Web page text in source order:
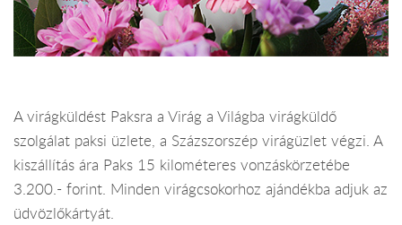
A virágküldést Paksra a Virág a Világba virágküldő
szolgálat paksi üzlete, a Százszorszép virágüzlet végzi. A
kiszállítás ára Paks 15 kilométeres vonzáskörzetébe
3.200.- forint. Minden virágcsokorhoz ajándékba adjuk az
üdvözlőkártyát.